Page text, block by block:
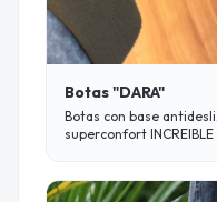
Botas "DARA"
Botas con base
superconfort INCREIBLE